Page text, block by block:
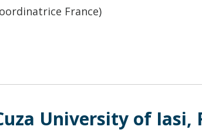
France)
University of Iasi,